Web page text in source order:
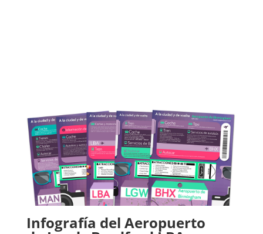
Infografía del Aeropuerto